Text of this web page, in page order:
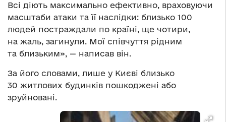
Всі діють максимально ефективно, враховуючи
масштаби атаки та її наслідки: близько 100
людей постраждали по країні, ще чотири,
на жаль, загинули. Мої співчуття рідним
та близьким», — написав він.
За його словами, лише у Києві близько
30 житлових будинків пошкоджені або
зруйновані.